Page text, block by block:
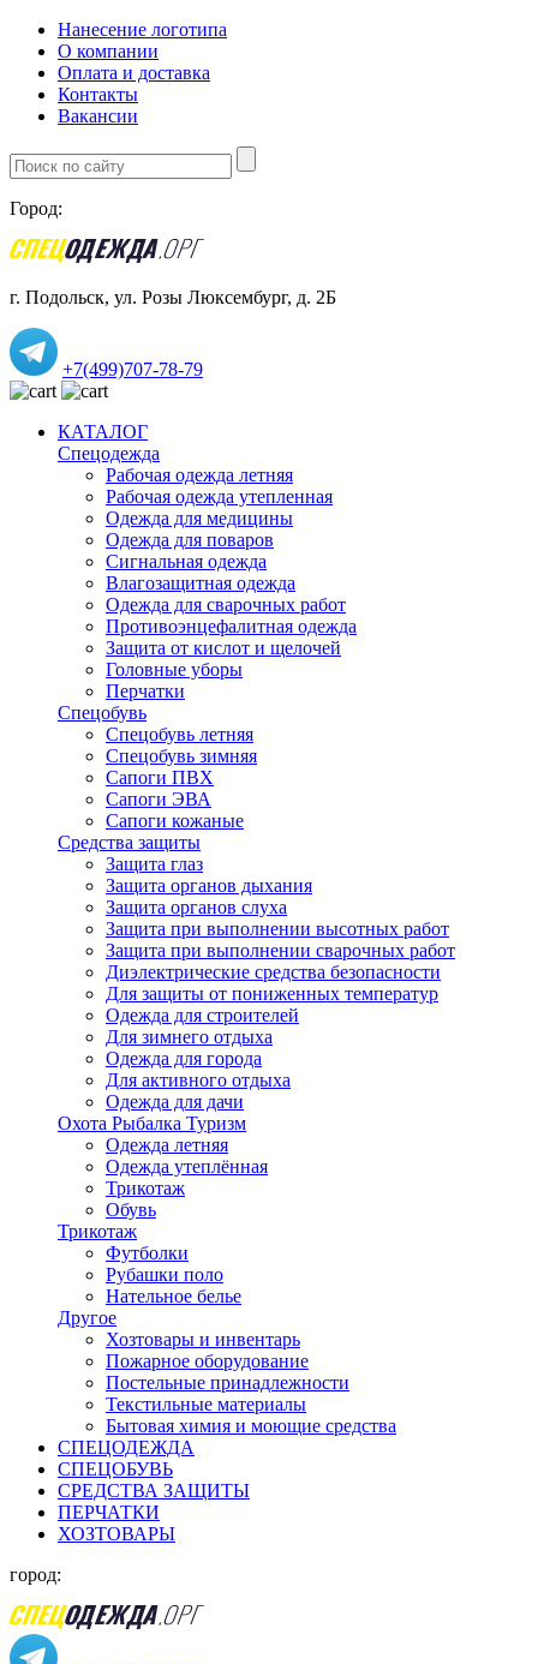
Нанесение логотипа
О компании
Оплата и доставка
Контакты
Вакансии
Город:
г. Подольск, ул. Розы Люксембург, д. 2Б
+7(499)707-78-79
КАТАЛОГ
Спецодежда
Рабочая одежда летняя
Рабочая одежда утепленная
Одежда для медицины
Одежда для поваров
Сигнальная одежда
Влагозащитная одежда
Одежда для сварочных работ
Противоэнцефалитная одежда
Защита от кислот и щелочей
Головные уборы
Перчатки
Спецобувь
Спецобувь летняя
Спецобувь зимняя
Сапоги ПВХ
Сапоги ЭВА
Сапоги кожаные
Средства защиты
Защита глаз
Защита органов дыхания
Защита органов слуха
Защита при выполнении высотных работ
Защита при выполнении сварочных работ
Диэлектрические средства безопасности
Для защиты от пониженных температур
Одежда для строителей
Для зимнего отдыха
Одежда для города
Для активного отдыха
Одежда для дачи
Охота Рыбалка Туризм
Одежда летняя
Одежда утеплённая
Трикотаж
Обувь
Трикотаж
Футболки
Рубашки поло
Нательное белье
Другое
Хозтовары и инвентарь
Пожарное оборудование
Постельные принадлежности
Текстильные материалы
Бытовая химия и моющие средства
СПЕЦОДЕЖДА
СПЕЦОБУВЬ
СРЕДСТВА ЗАЩИТЫ
ПЕРЧАТКИ
ХОЗТОВАРЫ
город: